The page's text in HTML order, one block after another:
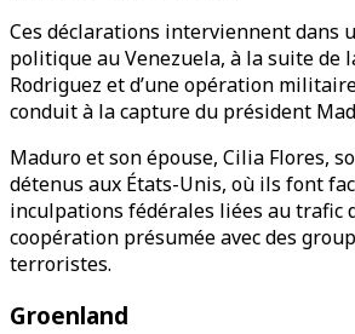
Ces déclarations interviennent dans
politique au Venezuela, à la suite de
Rodriguez et d’une opération
conduit à la capture du président
Maduro et son épouse, Cilia Flores,
détenus aux États-Unis, où ils font
inculpations fédérales liées au trafic
coopération présumée avec des
terroristes.
Groenland